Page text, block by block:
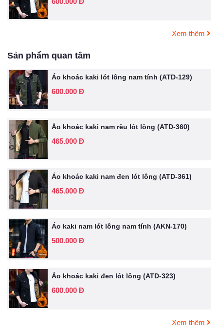
Xem thêm
Sản phẩm quan tâm
Áo khoác kaki lót lông nam tính (ATD-129)
600.000 Đ
Áo khoác kaki nam rêu lót lông (ATD-360)
465.000 Đ
Áo khoác kaki nam đen lót lông (ATD-361)
465.000 Đ
Áo kaki nam lót lông nam tính (AKN-170)
500.000 Đ
Áo khoác kaki đen lót lông (ATD-323)
600.000 Đ
Xem thêm